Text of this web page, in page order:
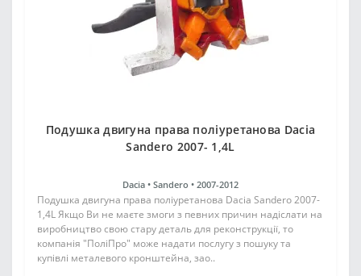
Подушка двигуна права поліуретанова Dacia
Sandero 2007- 1,4L
Dacia • Sandero • 2007-2012
Подушка двигуна права поліуретанова Dacia Sandero 2007-
1,4L Якщо Ви не маєте змоги з певних причин надіслати на
виробництво свою стару деталь для реконструкції, то
компанія "ПоліПро" може надати послугу з пошуку та
купівлі металевого кронштейна, зао..